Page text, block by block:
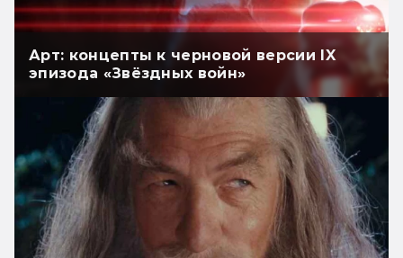
Арт: концепты к черновой версии IX
эпизода «Звёздных войн»